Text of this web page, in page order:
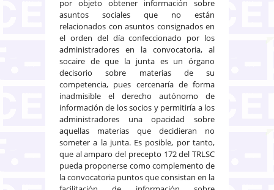
por objeto obtener información sobre
asuntos sociales que no están
relacionados con asuntos consignados en
el orden del día confeccionado por los
administradores en la convocatoria, al
socaire de que la junta es un órgano
decisorio sobre materias de su
competencia, pues cercenaría de forma
inadmisible el derecho autónomo de
información de los socios y permitiría a los
administradores una opacidad sobre
aquellas materias que decidieran no
someter a la junta. Es posible, por tanto,
que al amparo del precepto 172 del TRLSC
pueda proponerse como complemento de
la convocatoria puntos que consistan en la